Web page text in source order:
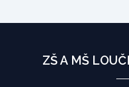
ZŠ A MŠ